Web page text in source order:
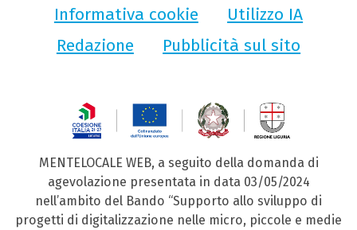
Informativa cookie
Utilizzo IA
Redazione
Pubblicità sul sito
MENTELOCALE WEB, a seguito della domanda di
agevolazione presentata in data 03/05/2024
nell’ambito del Bando “Supporto allo sviluppo di
progetti di digitalizzazione nelle micro, piccole e medie